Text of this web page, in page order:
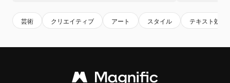
芸術 クリエイティブ アート スタイル テキスト効果